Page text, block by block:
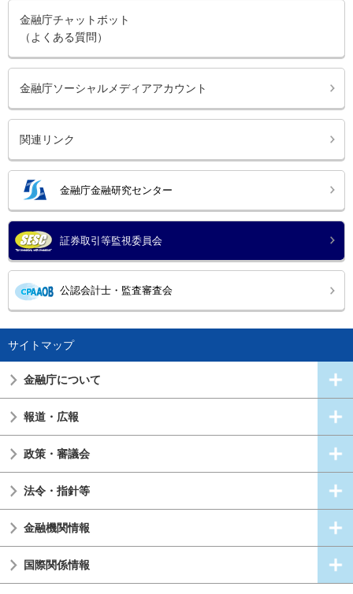
金融庁チャットボット
（よくある質問）
金融庁ソーシャルメディアアカウント
関連リンク
金融庁金融研究センター
証券取引等監視委員会
公認会計士・監査審査会
サイトマップ
金融庁について
報道・広報
政策・審議会
法令・指針等
金融機関情報
国際関係情報